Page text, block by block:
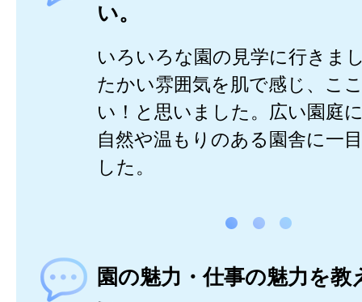
い。
いろいろな園の見学に行きま
たかい雰囲気を肌で感じ、こ
い！と思いました。広い園庭
自然や温もりのある園舎に一
した。
園の魅力・仕事の魅力を教